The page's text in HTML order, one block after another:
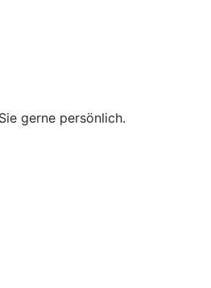
gerne persönlich.